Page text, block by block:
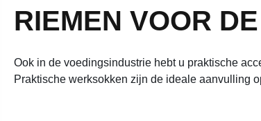
RIEMEN VOOR
Ook in de voedingsindustrie hebt u praktische
Praktische werksokken zijn de ideale aanvulling